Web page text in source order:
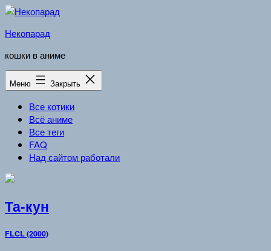
Перейти
содержимому
Некопарад
кошки в аниме
Меню Закрыть
Все котики
Всё аниме
Все теги
FAQ
Над сайтом работали
Та-кун
FLCL (2000)